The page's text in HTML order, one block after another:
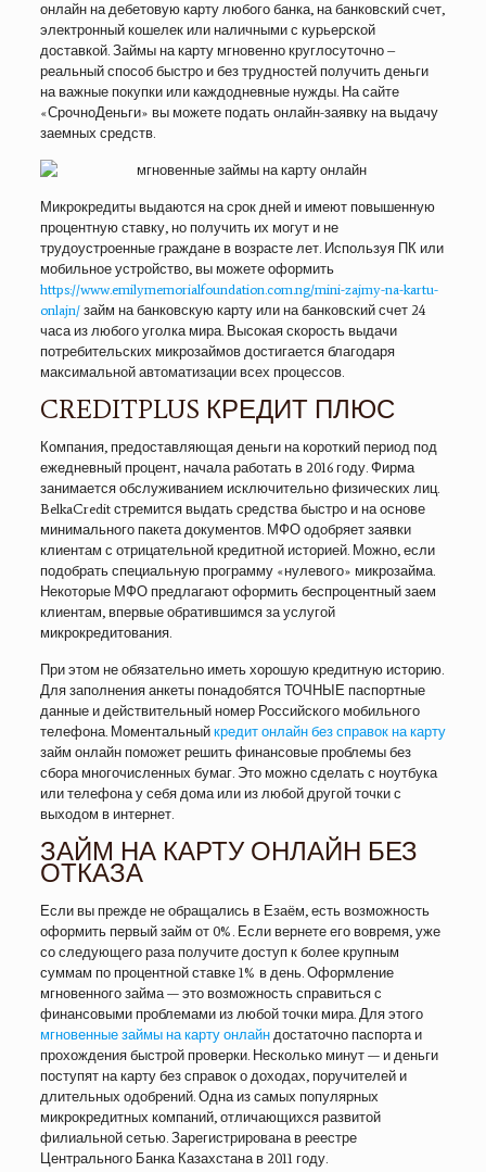
онлайн на дебетовую карту любого банка, на банковский счет,
электронный кошелек или наличными с курьерской
доставкой. Займы на карту мгновенно круглосуточно –
реальный способ быстро и без трудностей получить деньги
на важные покупки или каждодневные нужды. На сайте
«СрочноДеньги» вы можете подать онлайн-заявку на выдачу
заемных средств.
Микрокредиты выдаются на срок дней и имеют повышенную
процентную ставку, но получить их могут и не
трудоустроенные граждане в возрасте лет. Используя ПК или
мобильное устройство, вы можете оформить
https://www.emilymemorialfoundation.com.ng/mini-zajmy-na-kartu-
onlajn/займ на банковскую карту или на банковский счет 24
часа из любого уголка мира. Высокая скорость выдачи
потребительских микрозаймов достигается благодаря
максимальной автоматизации всех процессов.
CREDITPLUS КРЕДИТ ПЛЮС
Компания, предоставляющая деньги на короткий период под
ежедневный процент, начала работать в 2016 году. Фирма
занимается обслуживанием исключительно физических лиц.
BelkaCredit стремится выдать средства быстро и на основе
минимального пакета документов. МФО одобряет заявки
клиентам с отрицательной кредитной историей. Можно, если
подобрать специальную программу «нулевого» микрозайма.
Некоторые МФО предлагают оформить беспроцентный заем
клиентам, впервые обратившимся за услугой
микрокредитования.
При этом не обязательно иметь хорошую кредитную историю.
Для заполнения анкеты понадобятся ТОЧНЫЕ паспортные
данные и действительный номер Российского мобильного
телефона. Моментальный кредит онлайн без справок на карту
займ онлайн поможет решить финансовые проблемы без
сбора многочисленных бумаг. Это можно сделать с ноутбука
или телефона у себя дома или из любой другой точки с
выходом в интернет.
ЗАЙМ НА КАРТУ ОНЛАЙН БЕЗ
ОТКАЗА
Если вы прежде не обращались в Езаём, есть возможность
оформить первый займ от 0%. Если вернете его вовремя, уже
со следующего раза получите доступ к более крупным
суммам по процентной ставке 1% в день. Оформление
мгновенного займа — это возможность справиться с
финансовыми проблемами из любой точки мира. Для этого
мгновенные займы на карту онлайндостаточно паспорта и
прохождения быстрой проверки. Несколько минут — и деньги
поступят на карту без справок о доходах, поручителей и
длительных одобрений. Одна из самых популярных
микрокредитных компаний, отличающихся развитой
филиальной сетью. Зарегистрирована в реестре
Центрального Банка Казахстана в 2011 году.